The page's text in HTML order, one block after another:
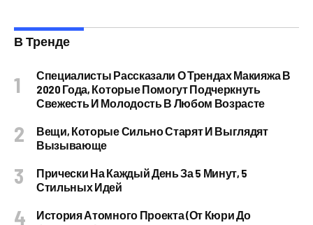
В Тренде
Специалисты Рассказали О Трендах Макияжа В
2020 Года, Которые Помогут Подчеркнуть
Свежесть И Молодость В Любом Возрасте
Вещи, Которые Сильно Старят И Выглядят
Вызывающе
Прически На Каждый День За 5 Минут, 5
Стильных Идей
История Атомного Проекта (от Кюри До